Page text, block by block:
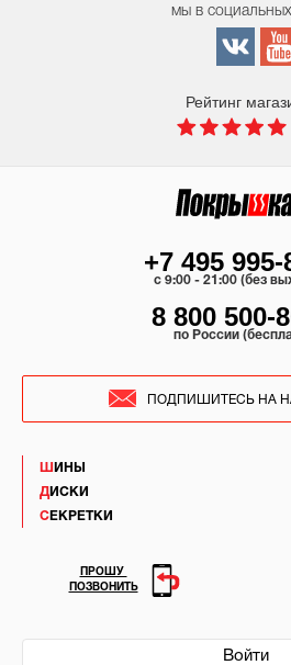
мы в социальных
Рейтинг
ШИНЫ
ДИСКИ
СЕКРЕТКИ
Войти
+7 495 995-
c 9:00 - 21:00 (без
8 800 500-
по России
ПОДПИШИТЕСЬ НА
ПРОШУ
ПОЗВОНИТЬ